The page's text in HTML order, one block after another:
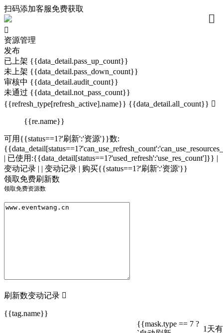
扫码添加客服免费获取

资源管理
发布
已上架 {{data_detail.pass_up_count}}
未上架 {{data_detail.pass_down_count}}
审核中 {{data_detail.audit_count}}
未通过 {{data_detail.not_pass_count}}
{{refresh_type[refresh_active].name}} {{data_detail.all_count}} 
{{re.name}}
可用{{status==1?'刷新':'资源'}}数:
| 已使用:{{data_detail[status==1?'used_refresh':'use_res_count']}} |
变动记录 | | 变动记录 | 购买{{status==1?'刷新':'资源'}}
领取免费刷新数
领取免费资源数
刷新数变动记录 
{{tag.name}}
{{mask.type == 7 ?
1天


